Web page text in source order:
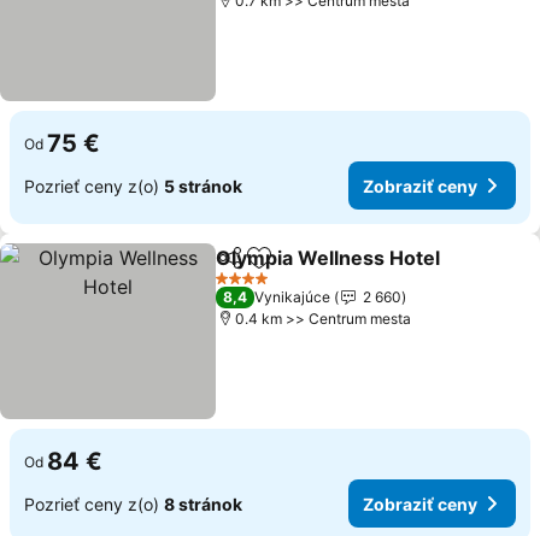
Od 75 €
Pozrieť ceny z(o) 5 stránok Zobraziť ceny
ZdieľaťPridať do obľúbených
Olympia Wellness Hotel
4 Počet hviezdičiek
8,4 Vynikajúce
2 660
0.4 km >> Centrum mesta
Od 84 €
Pozrieť ceny z(o) 8 stránok Zobraziť ceny